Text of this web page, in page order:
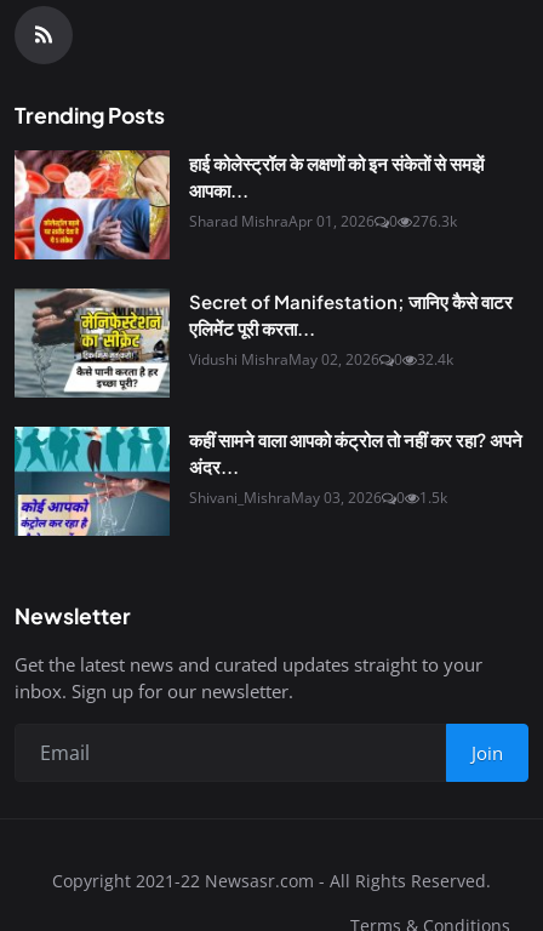
Trending Posts
हाई कोलेस्ट्रॉल के लक्षणों को इन संकेतों से समझें
आपका...
Sharad MishraApr 01, 2026 0 276.3k
Secret of Manifestation; जानिए कैसे वाटर
एलिमेंट पूरी करता...
Vidushi MishraMay 02, 2026 0 32.4k
कहीं सामने वाला आपको कंट्रोल तो नहीं कर रहा? अपने
अंदर...
Shivani_MishraMay 03, 2026 0 1.5k
Newsletter
Get the latest news and curated updates straight to your
inbox. Sign up for our newsletter.
Join
Copyright 2021-22 Newsasr.com - All Rights Reserved.
Terms & Conditions